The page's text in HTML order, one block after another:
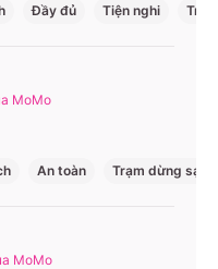
- Hà Nội ở Hồ Chí
Đầy đủ Tiện nghi
MoMo
An toàn Trạm dừng sạch
MoMo